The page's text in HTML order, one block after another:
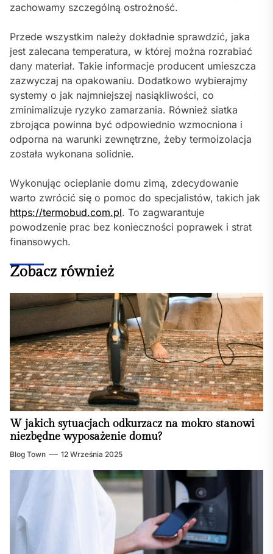
zachowamy szczególną ostrożność.
Przede wszystkim należy dokładnie sprawdzić, jaka
jest zalecana temperatura, w której można rozrabiać
dany materiał. Takie informacje producent umieszcza
zazwyczaj na opakowaniu. Dodatkowo wybierajmy
systemy o jak najmniejszej nasiąkliwości, co
zminimalizuje ryzyko zamarzania. Również siatka
zbrojąca powinna być odpowiednio wzmocniona i
odporna na warunki zewnętrzne, żeby termoizolacja
została wykonana solidnie.
Wykonując ocieplanie domu zimą, zdecydowanie
warto zwrócić się o pomoc do specjalistów, takich jak
https://termobud.com.pl. To zagwarantuje
powodzenie prac bez konieczności poprawek i strat
finansowych.
Zobacz również
W jakich sytuacjach odkurzacz na mokro stanowi
niezbędne wyposażenie domu?
Blog Town 12 Września 2025